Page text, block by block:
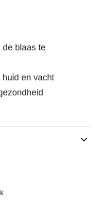
de blaas te
en vacht